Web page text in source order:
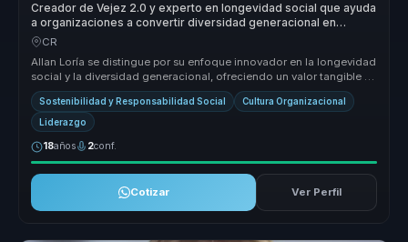
Creador de Vejez 2.0 y experto en longevidad social que ayuda
a organizaciones a convertir diversidad generacional en
inclusion, colaboracion e innovacion.
CR
Allan Loría se distingue por su enfoque innovador en la longevidad
social y la diversidad generacional, ofreciendo un valor tangible y
me...
Sostenibilidad y Responsabilidad Social Cultura Organizacional
Liderazgo
18años 2conf.
Cotizar Ver Perfil